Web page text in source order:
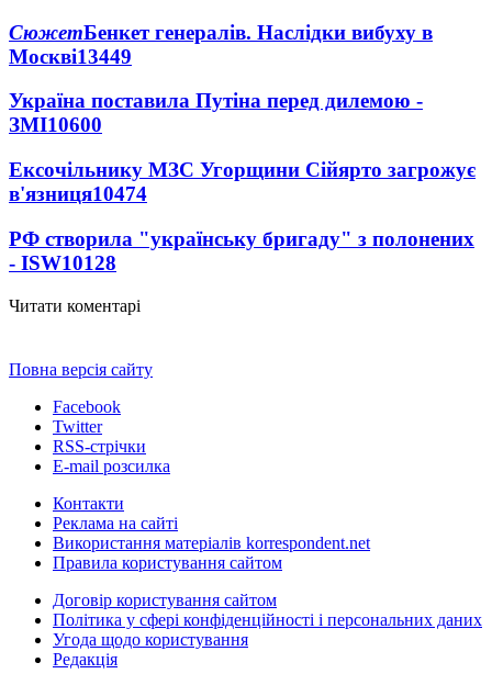
СюжетБенкет генералів. Наслідки вибуху в
Москві13449
Україна поставила Путіна перед дилемою -
ЗМІ10600
Ексочільнику МЗС Угорщини Сійярто загрожує
в'язниця10474
РФ створила "українську бригаду" з полонених
- ISW10128
Читати коментарі
Повна версія сайту
Facebook
Twitter
RSS-стрічки
E-mail розсилка
Контакти
Реклама на сайті
Використання матеріалів korrespondent.net
Правила користування сайтом
Договір користування сайтом
Політика у сфері конфіденційності і персональних даних
Угода щодо користування
Редакція